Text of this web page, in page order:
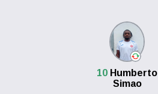
10 Humberto
Simao